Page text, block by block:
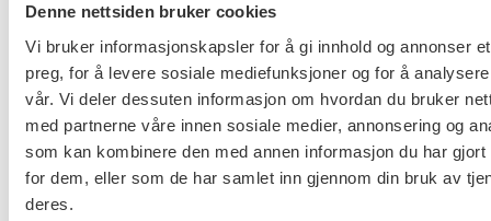
Denne nettsiden bruker cookies
Vi bruker informasjonskapsler for å gi innhold og annonser
preg, for å levere sosiale mediefunksjoner og for å
vår. Vi deler dessuten informasjon om hvordan du bruker
med partnerne våre innen sosiale medier, annonsering og
som kan kombinere den med annen informasjon du har gjort
for dem, eller som de har samlet inn gjennom din bruk av
deres.
kontakt via mail tilRune.Soma@fo.no
Vi gleder oss til å endelig møte dere igjen, selv om
det må bli på en digital flate.
Vennlig hilsen oss i FO-ledelsen